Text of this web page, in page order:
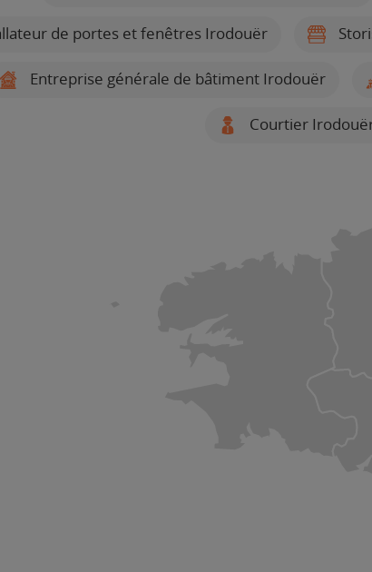
de portes et fenêtres Irodouër
Entreprise générale de bâtiment Irodouër
Courtier